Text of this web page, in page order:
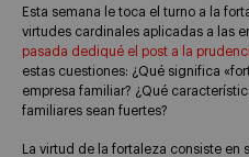
Esta semana le toca el turno a la
virtudes cardinales aplicadas a las
pasada dediqué el post a la
estas cuestiones: ¿Qué significa
empresa familiar? ¿Qué
familiares sean fuertes?
La virtud de la fortaleza consiste